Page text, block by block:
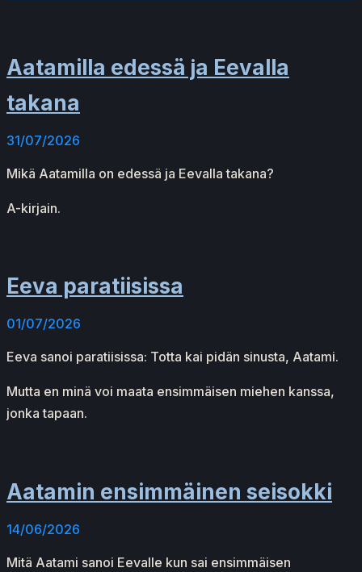
Aatamilla edessä ja Eevalla
takana
31/07/2026
Mikä Aatamilla on edessä ja Eevalla takana?
A-kirjain.
Eeva paratiisissa
01/07/2026
Eeva sanoi paratiisissa: Totta kai pidän sinusta, Aatami.
Mutta en minä voi maata ensimmäisen miehen kanssa,
jonka tapaan.
Aatamin ensimmäinen seisokki
14/06/2026
Mitä Aatami sanoi Eevalle kun sai ensimmäisen